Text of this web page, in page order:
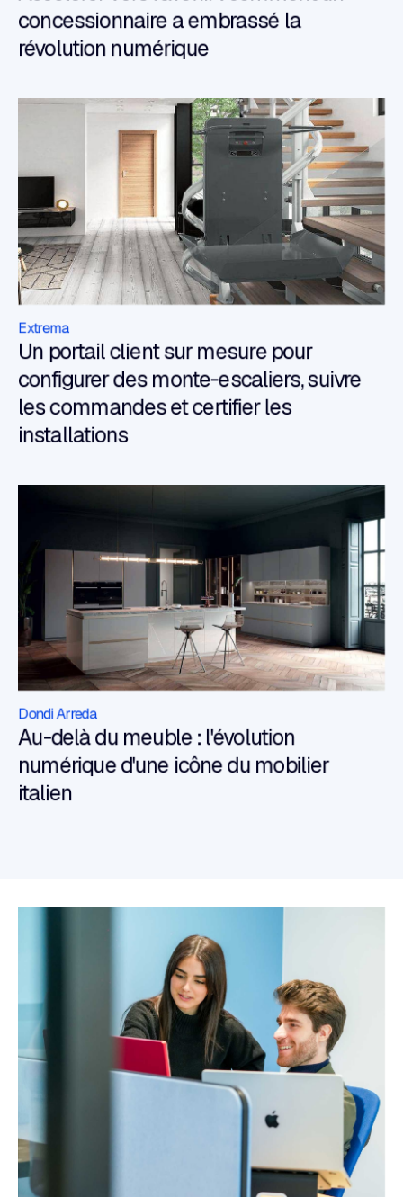
concessionnaire a embrassé la
révolution numérique
Extrema
Un portail client sur mesure pour
configurer des monte-escaliers, suivre
les commandes et certifier les
installations
Dondi Arreda
Au-delà du meuble : l'évolution
numérique d'une icône du mobilier
italien